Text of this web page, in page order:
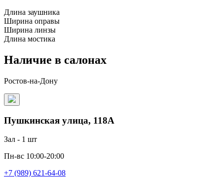
Длина заушника
Ширина оправы
Ширина линзы
Длина мостика
Наличие в салонах
Ростов-на-Дону
Пушкинская улица, 118А
Зал - 1 шт
Пн-вс 10:00-20:00
+7 (989) 621-64-08